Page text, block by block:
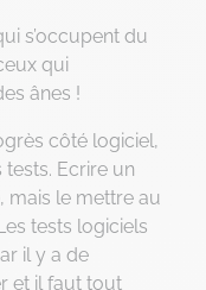
s’occupent du
qui
ânes !
côté logiciel,
Ecrire un
mais le mettre au
tests logiciels
il y a de
et il faut tout